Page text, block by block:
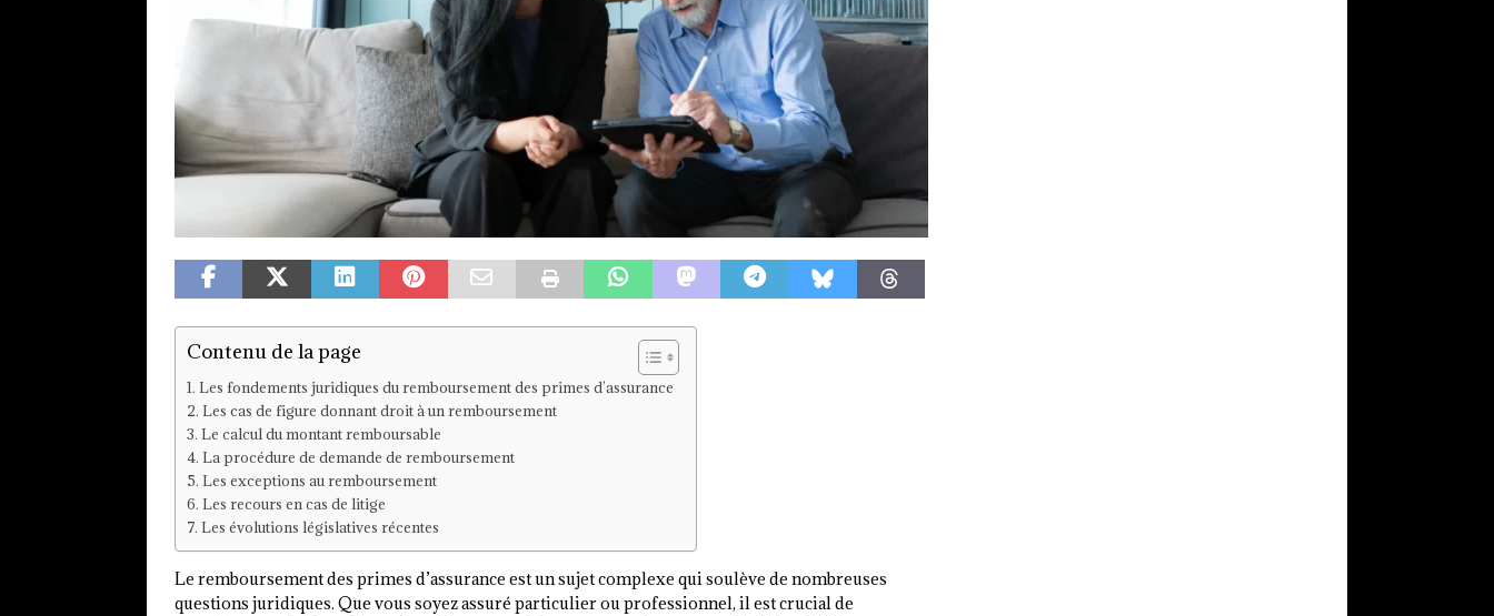
Contenu de la page
Les fondements juridiques du remboursement des primes d’assurance
Les cas de figure donnant droit à un remboursement
Le calcul du montant remboursable
La procédure de demande de remboursement
Les exceptions au remboursement
Les recours en cas de litige
Les évolutions législatives récentes
Le remboursement des primes d’assurance est un sujet complexe qui soulève de nombreuses
questions juridiques. Que vous soyez assuré particulier ou professionnel, il est crucial de